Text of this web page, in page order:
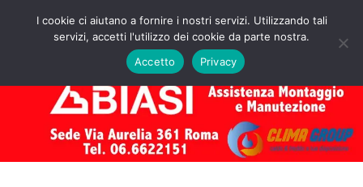
Assistenza
Caldaie
Biasi
Roma
Preventivo!
MENU
I cookie ci aiutano a fornire i nostri servizi. Utilizzando tali
servizi, accetti l'utilizzo dei cookie da parte nostra.
Accetto
Privacy